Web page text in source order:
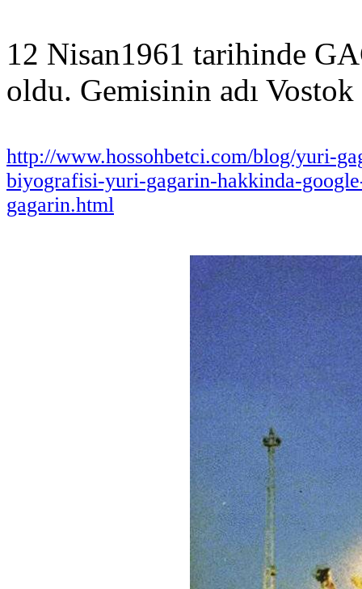
12 Nisan1961 tarihinde
oldu. Gemisinin adı
http://www.hossohbetci.com/blog/yuri-
biyografisi-yuri-gagarin-hakkinda-
gagarin.html